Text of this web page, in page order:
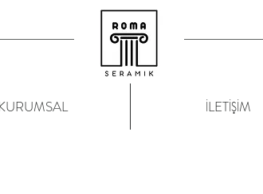
İLETİŞİM